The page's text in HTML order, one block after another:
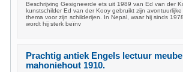
Beschrijving Gesigneerde ets uit 1989 van Ed van der
kunstschilder Ed van der Kooy gebruikt zijn
thema voor zijn schilderijen. In Nepal, waar hij sinds
wordt hij sterk beïnv
Prachtig antiek Engels lectuur
mahoniehout 1910.